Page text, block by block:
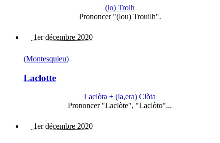
(lo) Trolh
Prononcer "(lou) Trouilh".
1er décembre 2020
(Montesquieu)
Laclotte
Laclòta + (la,era) Clòta
Prononcer "Laclòte", "Laclòto"...
1er décembre 2020